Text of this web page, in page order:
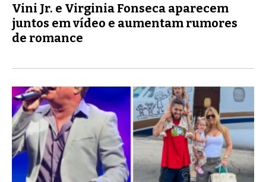
Vini Jr. e Virginia Fonseca aparecem
juntos em vídeo e aumentam rumores
de romance